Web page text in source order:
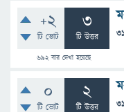
+2
টি ভোট
3
টি উত্তর
692বার দেখা হয়েছে
0
টি ভোট
2
টি উত্তর